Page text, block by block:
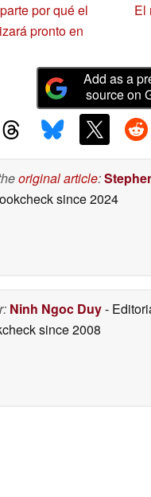
por qué el
pronto en
El
Add as a
source on
original article:
since 2024
Ninh Ngoc Duy-
since 2008